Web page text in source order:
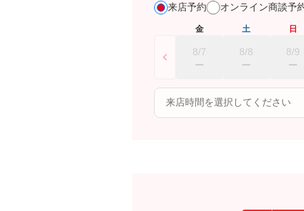
来店予約 オンライン商談予
金
8/7
土
8/8
日
8/9